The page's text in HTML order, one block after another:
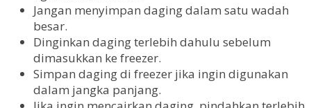
Jangan menyimpan daging dalam satu wadah
besar.
Dinginkan daging terlebih dahulu sebelum
dimasukkan ke freezer.
Simpan daging di freezer jika ingin digunakan
dalam jangka panjang.